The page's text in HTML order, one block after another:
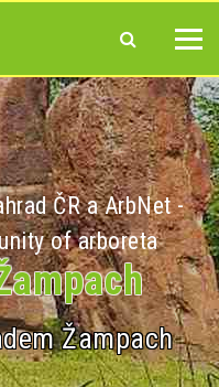
ČR a ArbNet -
of arboreta
Žampach